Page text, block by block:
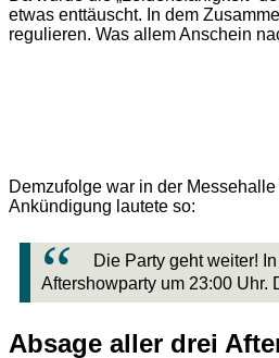
etwas enttäuscht. In dem
regulieren. Was allem Anschein
Demzufolge war in der
Ankündigung lautete so:
Die Party geht weiter!
Aftershowparty um 23:00 Uhr.
Absage aller drei